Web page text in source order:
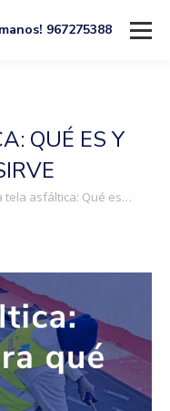
967275388
QUÉ ES Y
tela asfáltica: Qué es…